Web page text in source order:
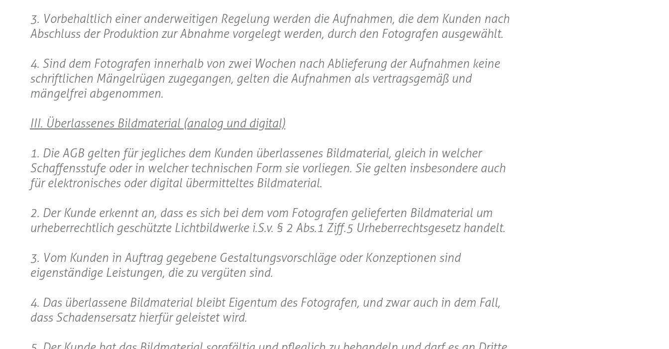
3. Vorbehaltlich einer anderweitigen Regelung werden die Aufnahmen, die dem Kunden nach
Abschluss der Produktion zur Abnahme vorgelegt werden, durch den Fotografen ausgewählt.
4. Sind dem Fotografen innerhalb von zwei Wochen nach Ablieferung der Aufnahmen keine
schriftlichen Mängelrügen zugegangen, gelten die Aufnahmen als vertragsgemäß und
mängelfrei abgenommen.
III. Überlassenes Bildmaterial (analog und digital)
1. Die AGB gelten für jegliches dem Kunden überlassenes Bildmaterial, gleich in welcher
Schaffensstufe oder in welcher technischen Form sie vorliegen. Sie gelten insbesondere auch
für elektronisches oder digital übermitteltes Bildmaterial.
2. Der Kunde erkennt an, dass es sich bei dem vom Fotografen gelieferten Bildmaterial um
urheberrechtlich geschützte Lichtbildwerke i.S.v. § 2 Abs.1 Ziff.5 Urheberrechtsgesetz handelt.
3. Vom Kunden in Auftrag gegebene Gestaltungsvorschläge oder Konzeptionen sind
eigenständige Leistungen, die zu vergüten sind.
4. Das überlassene Bildmaterial bleibt Eigentum des Fotografen, und zwar auch in dem Fall,
dass Schadensersatz hierfür geleistet wird.